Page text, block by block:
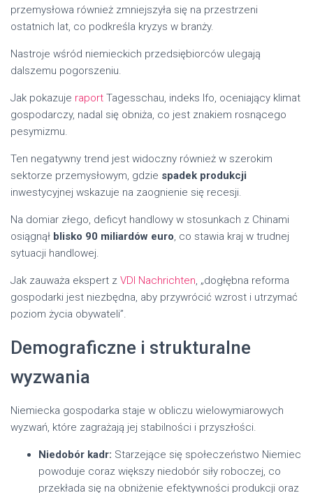
przemysłowa również zmniejszyła się na przestrzeni
ostatnich lat, co podkreśla kryzys w branży.
Nastroje wśród niemieckich przedsiębiorców ulegają
dalszemu pogorszeniu.
Jak pokazuje raport Tagesschau, indeks Ifo, oceniający klimat
gospodarczy, nadal się obniża, co jest znakiem rosnącego
pesymizmu.
Ten negatywny trend jest widoczny również w szerokim
sektorze przemysłowym, gdzie spadek produkcji
inwestycyjnej wskazuje na zaognienie się recesji.
Na domiar złego, deficyt handlowy w stosunkach z Chinami
osiągnął blisko 90 miliardów euro, co stawia kraj w trudnej
sytuacji handlowej.
Jak zauważa ekspert z VDI Nachrichten, „dogłębna reforma
gospodarki jest niezbędna, aby przywrócić wzrost i utrzymać
poziom życia obywateli”.
Demograficzne i strukturalne
wyzwania
Niemiecka gospodarka staje w obliczu wielowymiarowych
wyzwań, które zagrażają jej stabilności i przyszłości.
Niedobór kadr: Starzejące się społeczeństwo Niemiec
powoduje coraz większy niedobór siły roboczej, co
przekłada się na obniżenie efektywności produkcji oraz